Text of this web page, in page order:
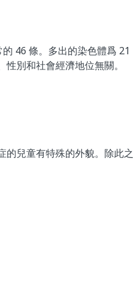
46 條。多出的染色體爲 21
別和社會經濟地位無關。
的兒童有特殊的外貌。除此之